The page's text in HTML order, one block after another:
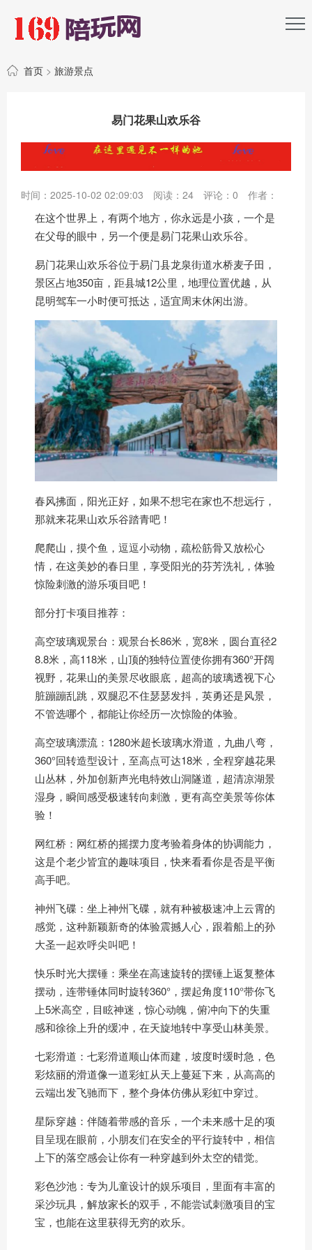
首页 > 旅游景点
易门花果山欢乐谷
时间：2025-10-02 02:09:03 阅读： 24 评论： 0 作者：
在这个世界上，有两个地方，你永远是小孩，一个是
在父母的眼中，另一个便是易门花果山欢乐谷。
易门花果山欢乐谷位于易门县龙泉街道水桥麦子田，
景区占地350亩，距县城12公里，地理位置优越，从
昆明驾车一小时便可抵达，适宜周末休闲出游。
春风拂面，阳光正好，如果不想宅在家也不想远行，
那就来花果山欢乐谷踏青吧！
爬爬山，摸个鱼，逗逗小动物，疏松筋骨又放松心
情，在这美妙的春日里，享受阳光的芬芳洗礼，体验
惊险刺激的游乐项目吧！
部分打卡项目推荐：
高空玻璃观景台：观景台长86米，宽8米，圆台直径2
8.8米，高118米，山顶的独特位置使你拥有360°开阔
视野，花果山的美景尽收眼底，超高的玻璃透视下心
脏蹦蹦乱跳，双腿忍不住瑟瑟发抖，英勇还是风景，
不管选哪个，都能让你经历一次惊险的体验。
高空玻璃漂流：1280米超长玻璃水滑道，九曲八弯，
360°回转造型设计，至高点可达18米，全程穿越花果
山丛林，外加创新声光电特效山洞隧道，超清凉湖景
湿身，瞬间感受极速转向刺激，更有高空美景等你体
验！
网红桥：网红桥的摇摆力度考验着身体的协调能力，
这是个老少皆宜的趣味项目，快来看看你是否是平衡
高手吧。
神州飞碟：坐上神州飞碟，就有种被极速冲上云霄的
感觉，这种新颖新奇的体验震撼人心，跟着船上的孙
大圣一起欢呼尖叫吧！
快乐时光大摆锤：乘坐在高速旋转的摆锤上返复整体
摆动，连带锤体同时旋转360°，摆起角度110°带你飞
上5米高空，目眩神迷，惊心动魄，俯冲向下的失重
感和徐徐上升的缓冲，在天旋地转中享受山林美景。
七彩滑道：七彩滑道顺山体而建，坡度时缓时急，色
彩炫丽的滑道像一道彩虹从天上蔓延下来，从高高的
云端出发飞驰而下，整个身体仿佛从彩虹中穿过。
星际穿越：伴随着带感的音乐，一个未来感十足的项
目呈现在眼前，小朋友们在安全的平行旋转中，相信
上下的落空感会让你有一种穿越到外太空的错觉。
彩色沙池：专为儿童设计的娱乐项目，里面有丰富的
采沙玩具，解放家长的双手，不能尝试刺激项目的宝
宝，也能在这里获得无穷的欢乐。